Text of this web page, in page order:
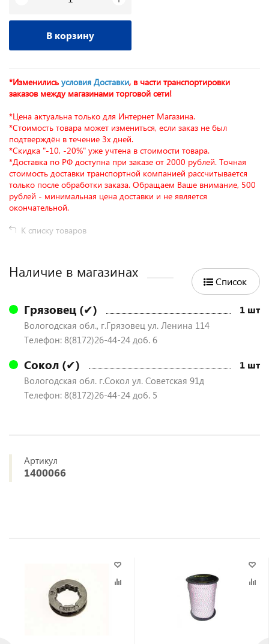
В корзину
*Изменились условия Доставки, в части транспортировки
заказов между магазинами торговой сети!
*Цена актуальна только для Интернет Магазина.
*Стоимость товара может измениться, если заказ не был
подтверждён в течение 3х дней.
*Скидка "-10, -20%" уже учтена в стоимости товара.
*Доставка по РФ доступна при заказе от 2000 рублей. Точная
стоимость доставки транспортной компанией рассчитывается
только после обработки заказа. Обращаем Ваше внимание, 500
рублей - минимальная цена доставки и не является
окончательной.
К списку товаров
Наличие в магазинах
Список
Грязовец (✔) 1 шт
Вологодская обл., г.Грязовец ул. Ленина 114
Телефон: 8(8172)26-44-24 доб. 6
Сокол (✔) 1 шт
Вологодская обл. г.Сокол ул. Советская 91д
Телефон: 8(8172)26-44-24 доб. 5
Артикул
1400066